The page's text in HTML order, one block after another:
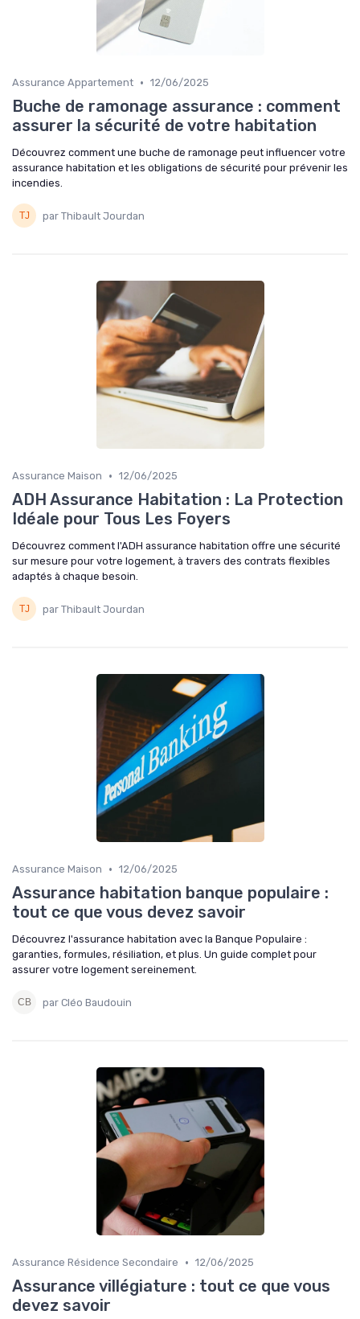
Assurance Appartement • 12/06/2025
Buche de ramonage assurance : comment
assurer la sécurité de votre habitation
Découvrez comment une buche de ramonage peut influencer votre
assurance habitation et les obligations de sécurité pour prévenir les
incendies.
par Thibault Jourdan
Assurance Maison • 12/06/2025
ADH Assurance Habitation : La Protection
Idéale pour Tous Les Foyers
Découvrez comment l'ADH assurance habitation offre une sécurité
sur mesure pour votre logement, à travers des contrats flexibles
adaptés à chaque besoin.
par Thibault Jourdan
Assurance Maison • 12/06/2025
Assurance habitation banque populaire :
tout ce que vous devez savoir
Découvrez l'assurance habitation avec la Banque Populaire :
garanties, formules, résiliation, et plus. Un guide complet pour
assurer votre logement sereinement.
par Cléo Baudouin
Assurance Résidence Secondaire • 12/06/2025
Assurance villégiature : tout ce que vous
devez savoir